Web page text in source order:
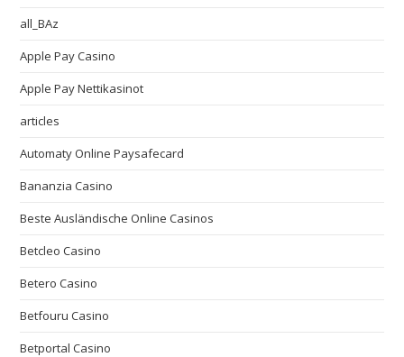
all_BAz
Apple Pay Casino
Apple Pay Nettikasinot
articles
Automaty Online Paysafecard
Bananzia Casino
Beste Ausländische Online Casinos
Betcleo Casino
Betero Casino
Betfouru Casino
Betportal Casino